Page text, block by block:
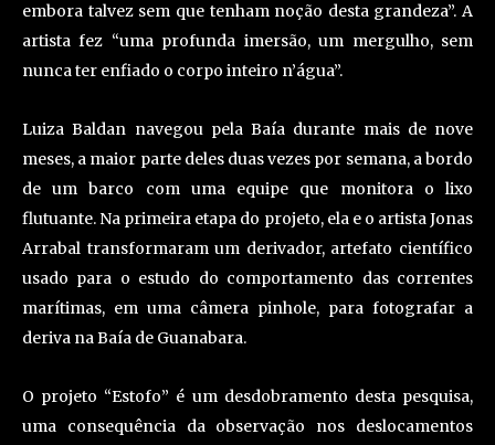
embora talvez sem que tenham noção desta grandeza”. A
artista fez “uma profunda imersão, um mergulho, sem
nunca ter enfiado o corpo inteiro n’água”.
Luiza Baldan navegou pela Baía durante mais de nove
meses, a maior parte deles duas vezes por semana, a bordo
de um barco com uma equipe que monitora o lixo
flutuante. Na primeira etapa do projeto, ela e o artista Jonas
Arrabal transformaram um derivador, artefato científico
usado para o estudo do comportamento das correntes
marítimas, em uma câmera pinhole, para fotografar a
deriva na Baía de Guanabara.
O projeto “Estofo” é um desdobramento desta pesquisa,
uma consequência da observação nos deslocamentos